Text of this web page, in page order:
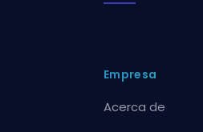
Empresa
Acerca de